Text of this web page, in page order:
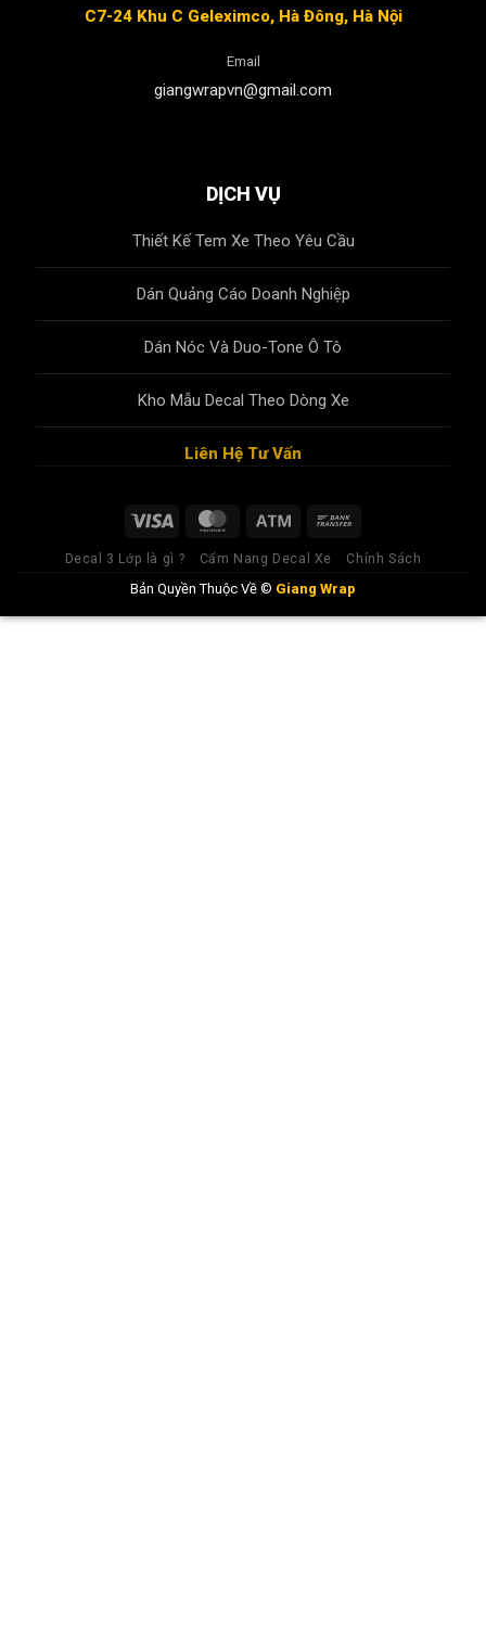
C7-24 Khu C Geleximco, Hà Đông, Hà Nội
Email
giangwrapvn@gmail.com
DỊCH VỤ
Thiết Kế Tem Xe Theo Yêu Cầu
Dán Quảng Cáo Doanh Nghiệp
Dán Nóc Và Duo-Tone Ô Tô
Kho Mẫu Decal Theo Dòng Xe
Liên Hệ Tư Vấn
Decal 3 Lớp là gì ? Cẩm Nang Decal Xe Chính Sách
Bản Quyền Thuộc Về © Giang Wrap